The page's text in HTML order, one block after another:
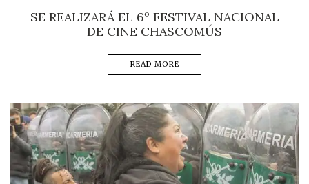
SE REALIZARÁ EL 6º FESTIVAL NACIONAL
DE CINE CHASCOMÚS
READ MORE